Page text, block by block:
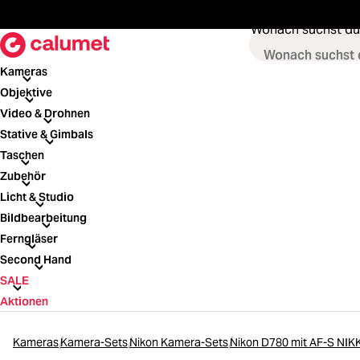
Wonach suchst
Kameras
Kameras
Objektive
Objektive
Video & Drohnen
Video & Drohnen
Stative & Gimbals
Stative & Gimbals
Taschen
Taschen
Zubehör
Zubehör
Licht & Studio
Licht & Studio
Bildbearbeitung
Bildbearbeitung
Ferngläser
Ferngläser
Second Hand
Second Hand
SALE
SALE
Aktionen
KamerasKamera-SetsNikon Kamera-SetsNikon D780 mit AF-S